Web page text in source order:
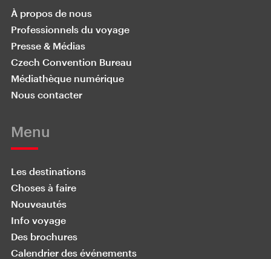
À propos de nous
Professionnels du voyage
Presse & Médias
Czech Convention Bureau
Médiathèque numérique
Nous contacter
Menu
Les destinations
Choses à faire
Nouveautés
Info voyage
Des brochures
Calendrier des événements